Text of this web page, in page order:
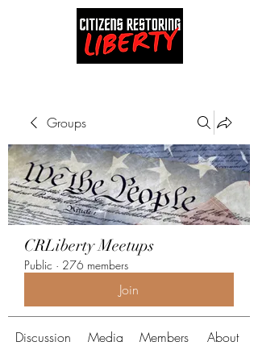
Groups
CRLiberty Meetups
Public · 276 members
Join
Discussion Media Members About